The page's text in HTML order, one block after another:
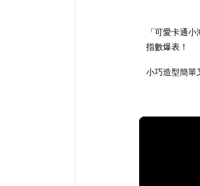
「可愛卡通
指數爆表！
小巧造型簡單